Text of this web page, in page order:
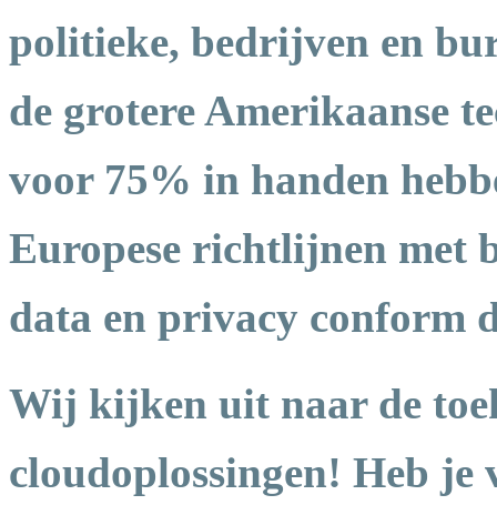
politieke, bedrijven en
de grotere Amerikaanse
voor 75% in handen
Europese richtlijnen met
data en privacy conform
Wij kijken uit naar de
cloudoplossingen! Heb je